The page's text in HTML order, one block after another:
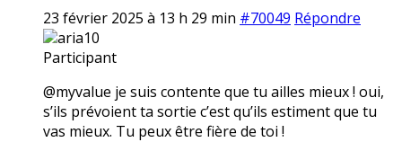
23 février 2025 à 13 h 29 min #70049 Répondre
aria10
Participant
@myvalue je suis contente que tu ailles mieux ! oui,
s’ils prévoient ta sortie c’est qu’ils estiment que tu
vas mieux. Tu peux être fière de toi !